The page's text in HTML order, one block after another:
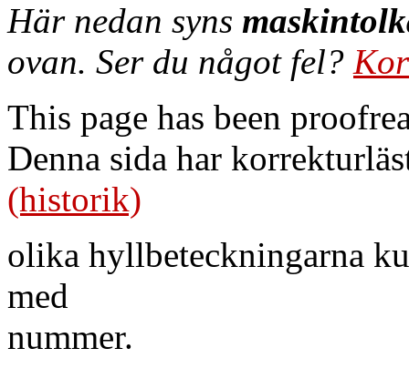
Här nedan syns
ovan. Ser du något fel?
This page has been
Denna sida har
(historik)
olika hyllbeteckningarna
med
nummer.